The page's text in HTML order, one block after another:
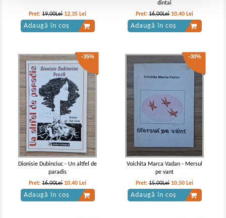
Pret:19,00Lei 12,35 Lei
Adaugă în coș
dintai
Pret:16,00Lei 10,40 Lei
Adaugă în coș
-35%
Dionisie Dubinciuc - Un altfel de
paradis
Pret:16,00Lei 10,40 Lei
Adaugă în coș
-30%
Voichita Marca Vadan - Mersul
pe vant
Pret:15,00Lei 10,50 Lei
Adaugă în coș